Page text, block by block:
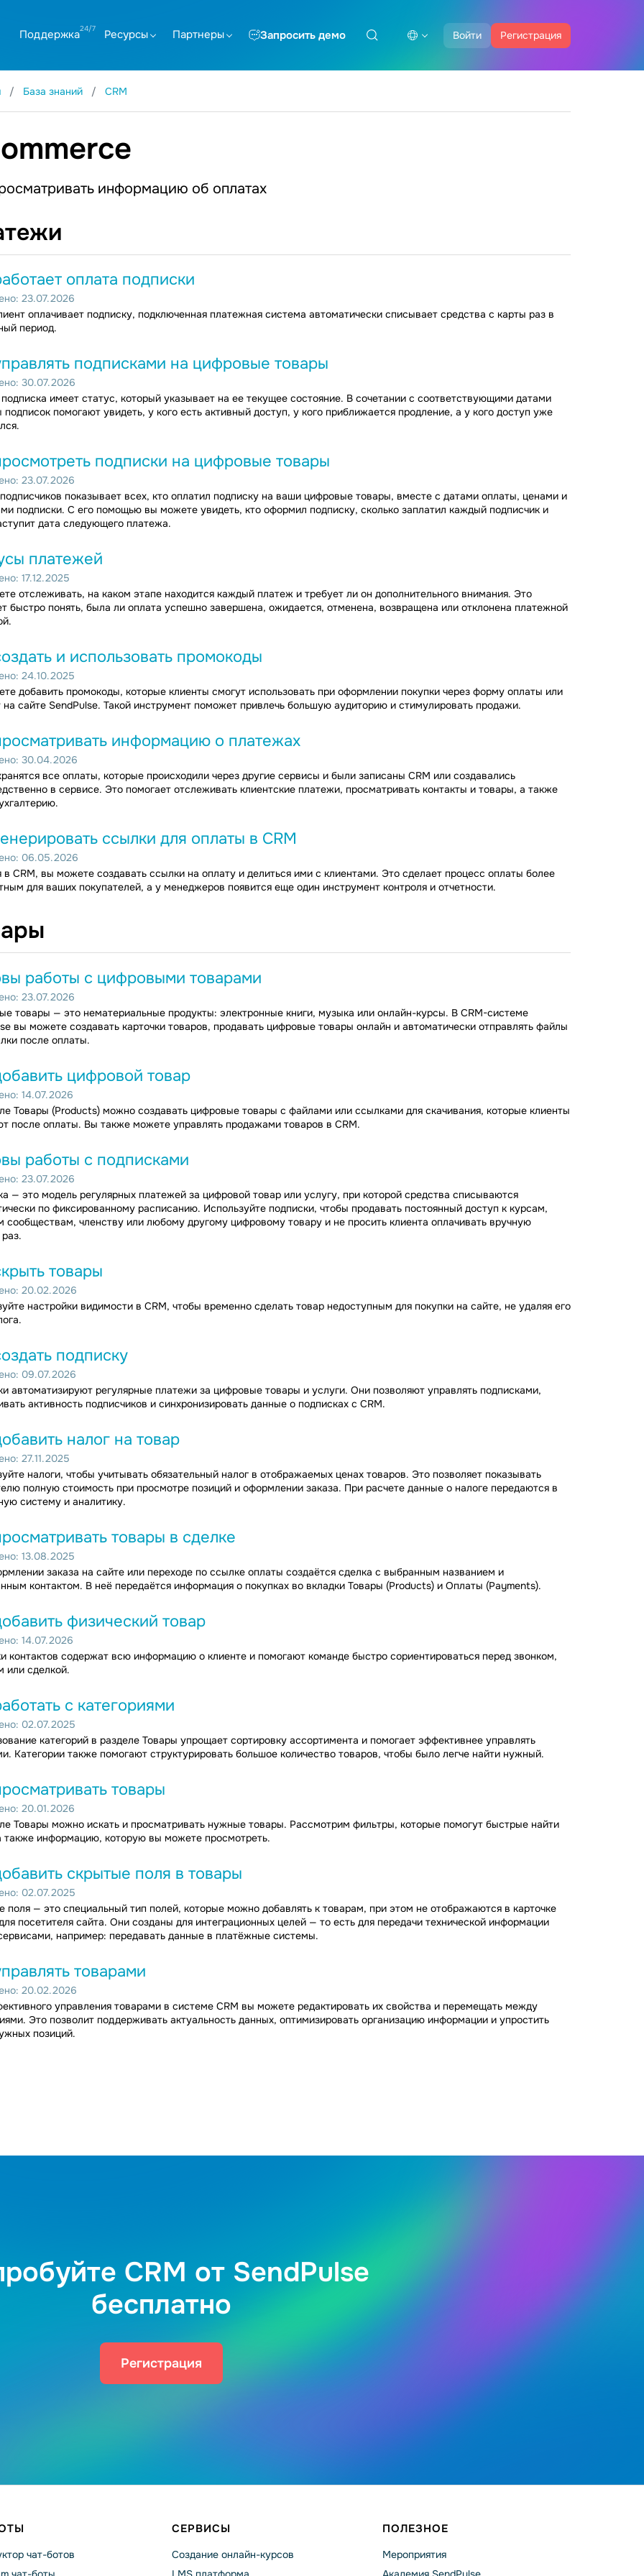
Войти Регистрация
Поддержка Ресурсы Партнеры Запросить демо
База знаний CRM
информацию об оплатах
оплата подписки
23.07.2026
оплачивает подписку, подключенная платежная система автоматически списывает средства с карты раз в
период.
подписками на цифровые товары
30.07.2026
имеет статус, который указывает на ее текущее состояние. В сочетании с соответствующими датами
подписок помогают увидеть, у кого есть активный доступ, у кого приближается продление, а у кого доступ уже
подписки на цифровые товары
23.07.2026
показывает всех, кто оплатил подписку на ваши цифровые товары, вместе с датами оплаты, ценами и
подписки. С его помощью вы можете увидеть, кто оформил подписку, сколько заплатил каждый подписчик и
дата следующего платежа.
платежей
17.12.2025
отслеживать, на каком этапе находится каждый платеж и требует ли он дополнительного внимания. Это
быстро понять, была ли оплата успешно завершена, ожидается, отменена, возвращена или отклонена платежной
и использовать промокоды
24.10.2025
добавить промокоды, которые клиенты смогут использовать при оформлении покупки через форму оплаты или
на сайте SendPulse. Такой инструмент поможет привлечь большую аудиторию и стимулировать продажи.
информацию о платежах
30.04.2026
все оплаты, которые происходили через другие сервисы и были записаны CRM или создавались
в сервисе. Это помогает отслеживать клиентские платежи, просматривать контакты и товары, а также
ссылки для оплаты в CRM
06.05.2026
в CRM, вы можете создавать ссылки на оплату и делиться ими с клиентами. Это сделает процесс оплаты более
для ваших покупателей, а у менеджеров появится еще один инструмент контроля и отчетности.
работы с цифровыми товарами
23.07.2026
товары — это нематериальные продукты: электронные книги, музыка или онлайн-курсы. В CRM-системе
вы можете создавать карточки товаров, продавать цифровые товары онлайн и автоматически отправлять файлы
после оплаты.
цифровой товар
14.07.2026
Товары (Products) можно создавать цифровые товары с файлами или ссылками для скачивания, которые клиенты
после оплаты. Вы также можете управлять продажами товаров в CRM.
работы с подписками
23.07.2026
— это модель регулярных платежей за цифровой товар или услугу, при которой средства списываются
по фиксированному расписанию. Используйте подписки, чтобы продавать постоянный доступ к курсам,
сообществам, членству или любому другому цифровому товару и не просить клиента оплачивать вручную
товары
20.02.2026
настройки видимости в CRM, чтобы временно сделать товар недоступным для покупки на сайте, не удаляя его
подписку
09.07.2026
автоматизируют регулярные платежи за цифровые товары и услуги. Они позволяют управлять подписками,
активность подписчиков и синхронизировать данные о подписках с CRM.
налог на товар
27.11.2025
налоги, чтобы учитывать обязательный налог в отображаемых ценах товаров. Это позволяет показывать
полную стоимость при просмотре позиций и оформлении заказа. При расчете данные о налоге передаются в
систему и аналитику.
товары в сделке
13.08.2025
заказа на сайте или переходе по ссылке оплаты создаётся сделка с выбранным названием и
контактом. В неё передаётся информация о покупках во вкладки Товары (Products) и Оплаты (Payments).
физический товар
14.07.2026
контактов содержат всю информацию о клиенте и помогают команде быстро сориентироваться перед звонком,
или сделкой.
с категориями
02.07.2025
категорий в разделе Товары упрощает сортировку ассортимента и помогает эффективнее управлять
Категории также помогают структурировать большое количество товаров, чтобы было легче найти нужный.
товары
20.01.2026
Товары можно искать и просматривать нужные товары. Рассмотрим фильтры, которые помогут быстрые найти
также информацию, которую вы можете просмотреть.
скрытые поля в товары
02.07.2025
поля — это специальный тип полей, которые можно добавлять к товарам, при этом не отображаются в карточке
посетителя сайта. Они созданы для интеграционных целей — то есть для передачи технической информации
например: передавать данные в платёжные системы.
товарами
20.02.2026
управления товарами в системе CRM вы можете редактировать их свойства и перемещать между
Это позволит поддерживать актуальность данных, оптимизировать организацию информации и упростить
позиций.
CRM от SendPulse
бесплатно
Регистрация
чат-ботов
СЕРВИСЫ
Создание онлайн-курсов
ПОЛЕЗНОЕ
Мероприятия